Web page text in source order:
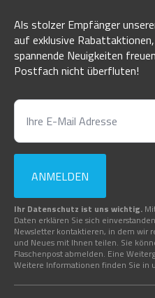
Als stolzer Empfänger
auf exklusive
spannende Neuigkeiten
Postfach nicht überfluten!
ANMELDEN
Ihr Datenschutz ist uns wichtig.
Daten erklären Sie sich
Newsletter kontaktieren, in dem wir
und Neues mit Ihnen teilen. Sie
Flaschenpost abmelden. Eine
Weitere Informationen finden Sie in